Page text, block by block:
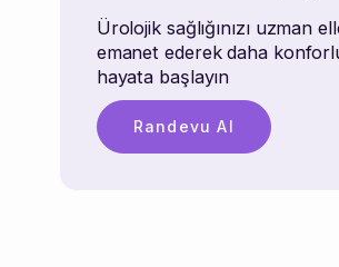
Ürolojik sağlığınızı uzman
emanet ederek daha
hayata başlayın
Randevu Al